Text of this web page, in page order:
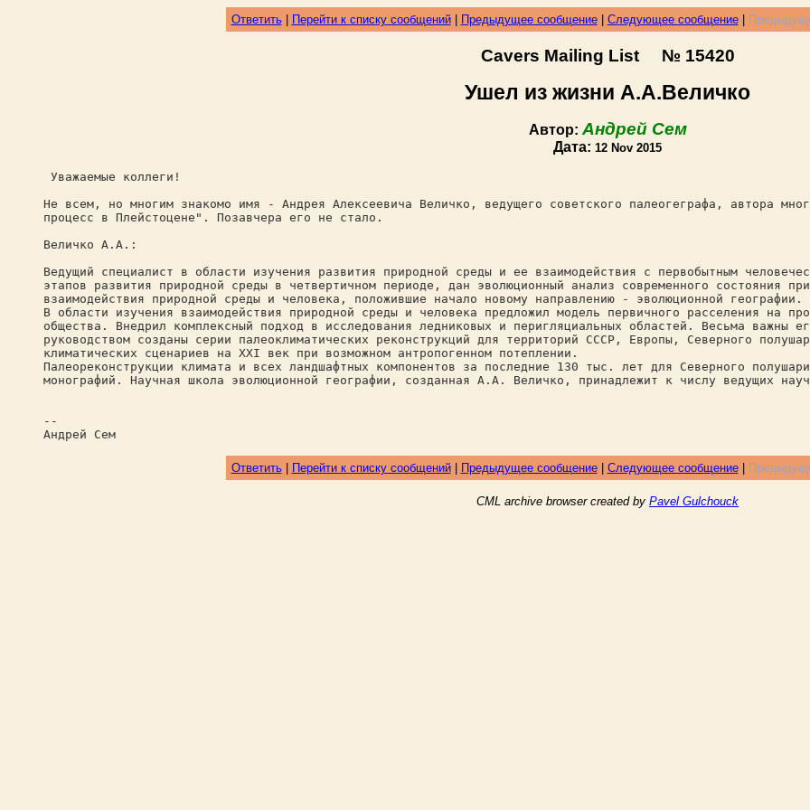
Ответить| Перейти к списку сообщений| Предыдущее сообщение| Следующее сообщение|
Cavers Mailing List № 15420
Ушел из жизни А.А.Величко
Автор: Андрей Сем
Дата: 12 Nov 2015
Уважаемые коллеги!
Не всем, но многим знакомо имя - Андрея Алексеевича Величко, ведущего советского палеогеграфа, автора
процесс в Плейстоцене". Позавчера его не стало.
Величко А.А.:
Ведущий специалист в области изучения развития природной среды и ее взаимодействия с первобытным
этапов развития природной среды в четвертичном периоде, дан эволюционный анализ современного состояния
взаимодействия природной среды и человека, положившие начало новому направлению - эволюционной географии.
В области изучения взаимодействия природной среды и человека предложил модель первичного расселения на
общества. Внедрил комплексный подход в исследования ледниковых и перигляциальных областей. Весьма важны
руководством созданы серии палеоклиматических реконструкций для территорий СССР, Европы, Северного
климатических сценариев на XXI век при возможном антропогенном потеплении.
Палеореконструкции климата и всех ландшафтных компонентов за последние 130 тыс. лет для Северного
монографий. Научная школа эволюционной географии, созданная А.А. Величко, принадлежит к числу ведущих
--
Андрей Сем
Ответить| Перейти к списку сообщений| Предыдущее сообщение| Следующее сообщение|
CML archive browser created by Pavel Gulchouck